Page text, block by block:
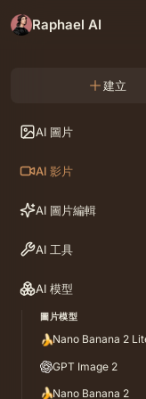
Raphael AI
建立
AI 圖片
AI 影片
AI 圖片編輯
AI 工具
AI 模型
圖片模型
🍌Nano Banana 2
GPT Image 2
🍌Nano Banana 2